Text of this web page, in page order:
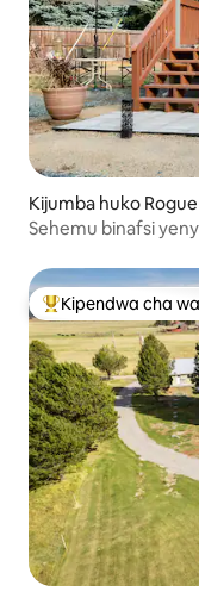
Kijumba huko
Sehemu binafsi
Kipendwa maarufu
Kipendwa cha